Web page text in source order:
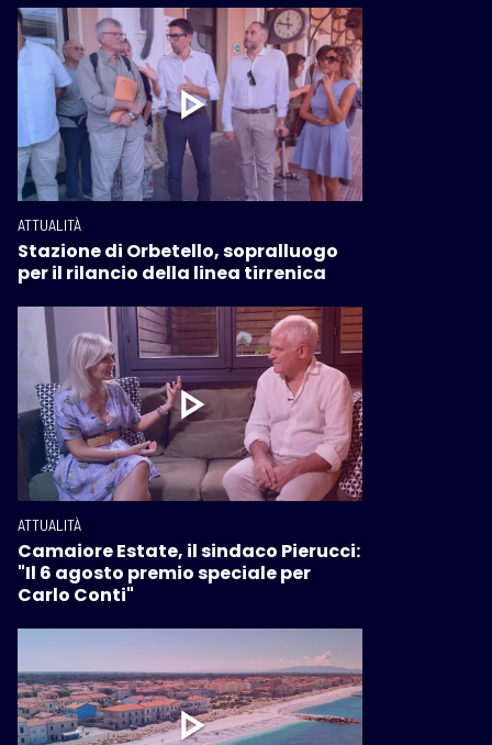
ATTUALITÀ
Stazione di Orbetello, sopralluogo
per il rilancio della linea tirrenica
ATTUALITÀ
Camaiore Estate, il sindaco Pierucci:
"Il 6 agosto premio speciale per
Carlo Conti"